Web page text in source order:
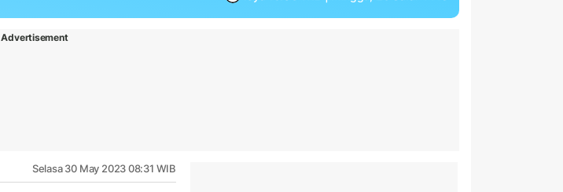
Advertisement
Selasa 30 May 2023 08:31 WIB